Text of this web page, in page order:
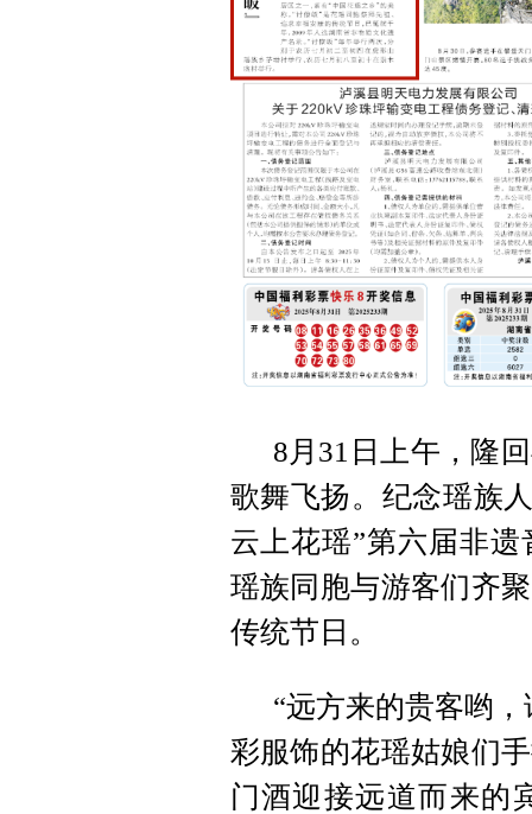
8月31日上午，隆
歌舞飞扬。纪念瑶族
云上花瑶”第六届非
瑶族同胞与游客们齐
传统节日。
“远方来的贵客哟
彩服饰的花瑶姑娘们
门酒迎接远道而来的